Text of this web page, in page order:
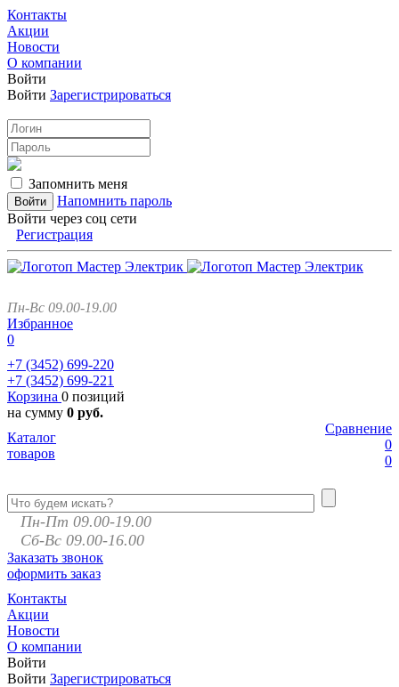
Контакты
Акции
Новости
О компании
Войти
Войти Зарегистрироваться
Запомнить меня
Напомнить пароль
Войти через соц сети
Регистрация
Пн-Вс 09.00-19.00
Избранное
0
+7 (3452) 699-220
+7 (3452) 699-221
Корзина 0 позиций
на сумму 0 руб.
Сравнение
0
0
Каталог
товаров
Пн-Пт 09.00-19.00
Сб-Вс 09.00-16.00
Заказать звонок
оформить заказ
Контакты
Акции
Новости
О компании
Войти
Войти Зарегистрироваться